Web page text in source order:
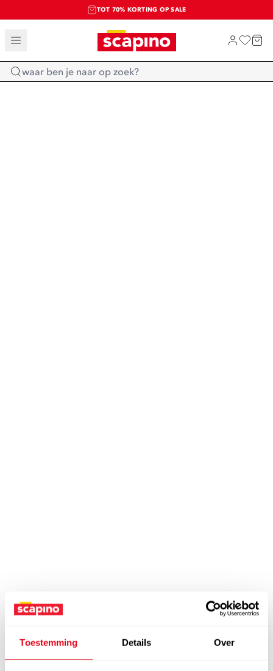
Toestemming Details Over
TOT 70% KORTING OP SALE
SALE: LAATSTE KANS!
SHOP NIEUW
Home